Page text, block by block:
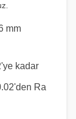
mm
kadar
Ra